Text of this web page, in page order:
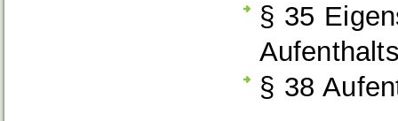
§ 35
§ 38